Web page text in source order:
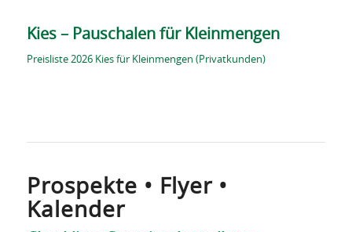
Kies – Pauschalen für Kleinmengen
Preisliste 2026 Kies für Kleinmengen (Privatkunden)
Prospekte • Flyer •
Kalender